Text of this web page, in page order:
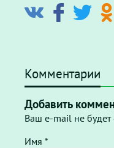
Комментарии
Добавить
Ваш e-mail не
Имя *